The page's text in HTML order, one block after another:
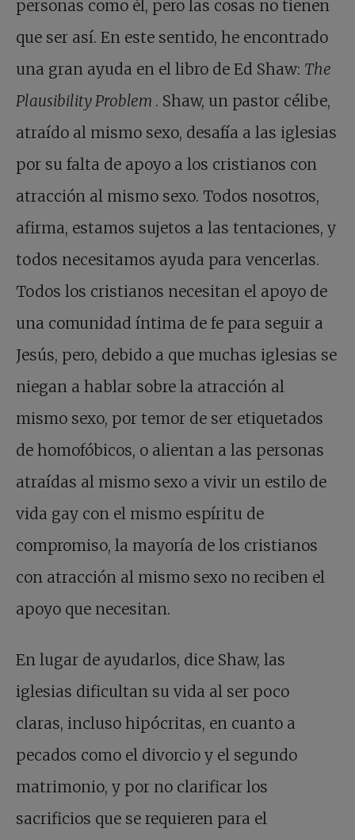
personas como él, pero las cosas no tienen
que ser así. En este sentido, he encontrado
una gran ayuda en el libro de Ed Shaw: The
Plausibility Problem . Shaw, un pastor célibe,
atraído al mismo sexo, desafía a las iglesias
por su falta de apoyo a los cristianos con
atracción al mismo sexo. Todos nosotros,
afirma, estamos sujetos a las tentaciones, y
todos necesitamos ayuda para vencerlas.
Todos los cristianos necesitan el apoyo de
una comunidad íntima de fe para seguir a
Jesús, pero, debido a que muchas iglesias se
niegan a hablar sobre la atracción al
mismo sexo, por temor de ser etiquetados
de homofóbicos, o alientan a las personas
atraídas al mismo sexo a vivir un estilo de
vida gay con el mismo espíritu de
compromiso, la mayoría de los cristianos
con atracción al mismo sexo no reciben el
apoyo que necesitan.
En lugar de ayudarlos, dice Shaw, las
iglesias dificultan su vida al ser poco
claras, incluso hipócritas, en cuanto a
pecados como el divorcio y el segundo
matrimonio, y por no clarificar los
sacrificios que se requieren para el